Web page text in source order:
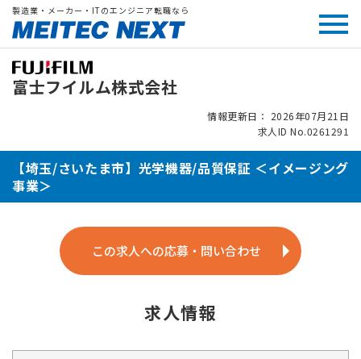
製造業・メーカー・ITのエンジニア転職なら
富士フイルム株式会社
情報更新日： 2026年07月21日
求人ID No.0261291
【埼玉/さいたま市】光学機器/品質保証 ＜イメージング
事業＞
この求人への応募・問い合わせ
求人情報